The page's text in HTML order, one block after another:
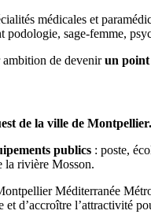
médicales et
sage-femme,
ambition de devenirun point
de la ville de Montpellier.
publics : poste,
la rivière Mosson.
Méditerranée
d’accroître l’attractivité